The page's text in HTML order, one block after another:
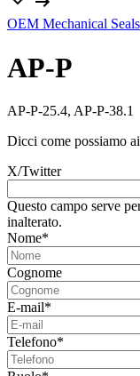
OEM Mechanical Seals
AP-P
AP-P-25.4, AP-P-38.1
Dicci come possiamo
X/Twitter
Questo campo serve
inalterato.
Nome*
Cognome
E-mail*
Telefono*